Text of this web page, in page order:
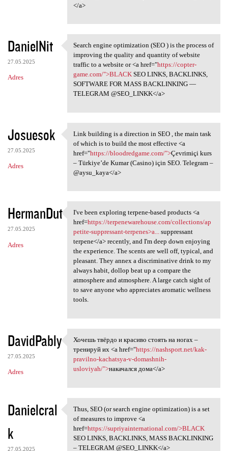
</a>
DanielNit
27.05.2025
Adres
Search engine optimization
Search engine optimization (SEO ) is the process of
improving the quality and quantity of website
traffic to a website or <a href="https://copter-
game.com/">BLACKSEO LINKS, BACKLINKS,
SOFTWARE FOR MASS BACKLINKING —
TELEGRAM @SEO_LINKK</a>
Josuesok
27.05.2025
Adres
Link building is a direction
Link building is a direction in SEO , the main task
of which is to build the most effective <a
href="https://bloodredgame.com/">Çevrimiçi kurs
– Türkiye’de Kumar (Casino) için SEO. Telegram –
@aysu_kaya</a>
HermanDut
27.05.2025
Adres
I've been exploring terpene
I've been exploring terpene-based products <a
href=https://terpenewarehouse.com/collections/ap
petite-suppressant-terpenes>a...suppressant
terpene</a> recently, and I'm deep down enjoying
the experience. The scents are well off, typical, and
pleasant. They annex a discriminative drink to my
always habit, dollop beat up a compare the
atmosphere and atmosphere. A large catch sight of
to save anyone who appreciates aromatic wellness
tools.
DavidPably
27.05.2025
Adres
Хочешь твёрдо и красиво
Хочешь твёрдо и красиво стоять на ногах –
тренируй их <a href="https://nashsport.net/kak-
pravilno-kachatsya-v-domashnih-
usloviyah/">накачался дома</a>
Danielcral
k
27.05.2025
Thus, SEO (or search engine
Thus, SEO (or search engine optimization) is a set
of measures to improve <a
href=https://supriyainternational.com/>BLACK
SEO LINKS, BACKLINKS, MASS BACKLINKING
– TELEGRAM @SEO_LINKK</a>